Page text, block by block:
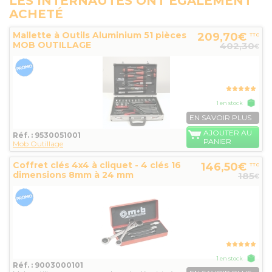
ACHETÉ
Mallette à Outils Aluminium 51 pièces
MOB OUTILLAGE
209,70€ TTC
402,30€
Réf. : 9530051001
Mob Outillage
1 en stock
EN SAVOIR PLUS
AJOUTER AU
PANIER
Coffret clés 4x4 à cliquet - 4 clés 16
dimensions 8mm à 24 mm
146,50€ TTC
185€
Réf. : 9003000101
1 en stock